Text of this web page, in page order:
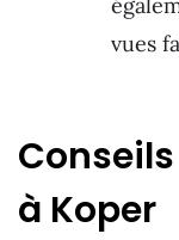
vues
à Koper